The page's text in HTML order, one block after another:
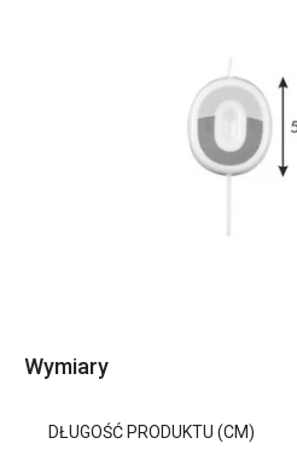
Wymiary
DŁUGOŚĆ PRODUKTU (CM)